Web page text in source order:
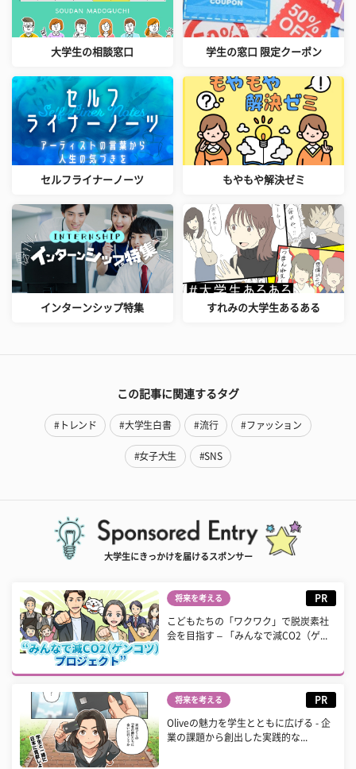
大学生の相談窓口 学生の窓口 限定クーポン
セルフライナーノーツ もやもや解決ゼミ
インターンシップ特集 すれみの大学生あるある
この記事に関連するタグ
#トレンド #大学生白書 #流行 #ファッション
#女子大生 #SNS
大学生にきっかけを届けるスポンサー
将来を考える PR
こどもたちの「ワクワク」で脱炭素社
会を目指す – 「みんなで減CO2（ゲ...
将来を考える PR
Oliveの魅力を学生とともに広げる - 企
業の課題から創出した実践的な...